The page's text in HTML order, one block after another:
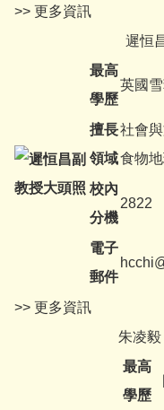
>> 更多資訊
遲恒
最高
學歷
英國
擅長
領域
社會
食物
校內
分機
2822
電子
郵件
>> 更多資訊
朱凌
最高
學歷